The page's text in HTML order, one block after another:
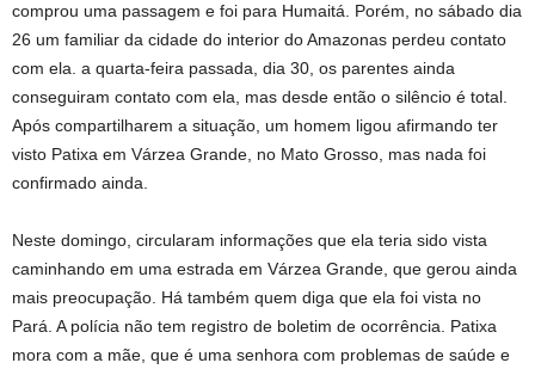
comprou uma passagem e foi para Humaitá. Porém, no sábado dia
26 um familiar da cidade do interior do Amazonas perdeu contato
com ela. a quarta-feira passada, dia 30, os parentes ainda
conseguiram contato com ela, mas desde então o silêncio é total.
Após compartilharem a situação, um homem ligou afirmando ter
visto Patixa em Várzea Grande, no Mato Grosso, mas nada foi
confirmado ainda.
Neste domingo, circularam informações que ela teria sido vista
caminhando em uma estrada em Várzea Grande, que gerou ainda
mais preocupação. Há também quem diga que ela foi vista no
Pará. A polícia não tem registro de boletim de ocorrência. Patixa
mora com a mãe, que é uma senhora com problemas de saúde e